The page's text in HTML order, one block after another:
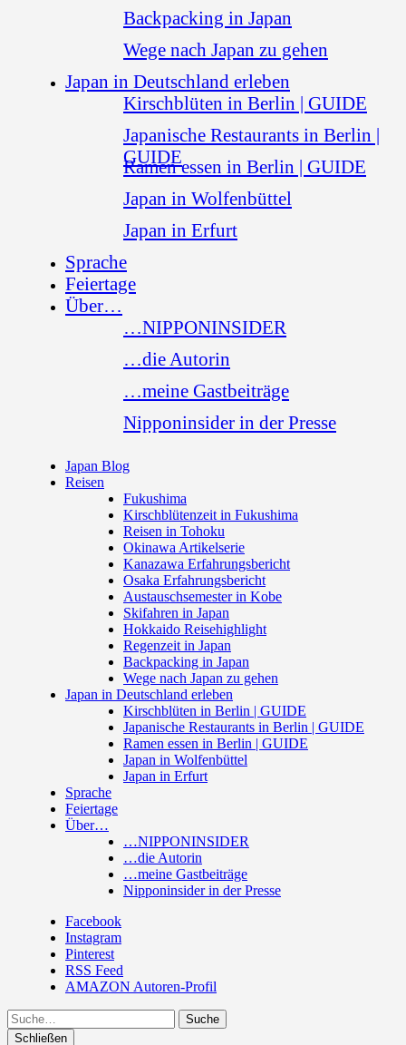
Backpacking in Japan
Wege nach Japan zu gehen
Japan in Deutschland erleben
Kirschblüten in Berlin | GUIDE
Japanische Restaurants in Berlin |
GUIDE
Ramen essen in Berlin | GUIDE
Japan in Wolfenbüttel
Japan in Erfurt
Sprache
Feiertage
Über…
…NIPPONINSIDER
…die Autorin
…meine Gastbeiträge
Nipponinsider in der Presse
Japan Blog
Reisen
Fukushima
Kirschblütenzeit in Fukushima
Reisen in Tohoku
Okinawa Artikelserie
Kanazawa Erfahrungsbericht
Osaka Erfahrungsbericht
Austauschsemester in Kobe
Skifahren in Japan
Hokkaido Reisehighlight
Regenzeit in Japan
Backpacking in Japan
Wege nach Japan zu gehen
Japan in Deutschland erleben
Kirschblüten in Berlin | GUIDE
Japanische Restaurants in Berlin | GUIDE
Ramen essen in Berlin | GUIDE
Japan in Wolfenbüttel
Japan in Erfurt
Sprache
Feiertage
Über…
…NIPPONINSIDER
…die Autorin
…meine Gastbeiträge
Nipponinsider in der Presse
Facebook
Instagram
Pinterest
RSS Feed
AMAZON Autoren-Profil
Suche
Schließen